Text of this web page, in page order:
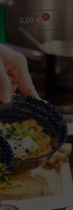
0,00 € 0